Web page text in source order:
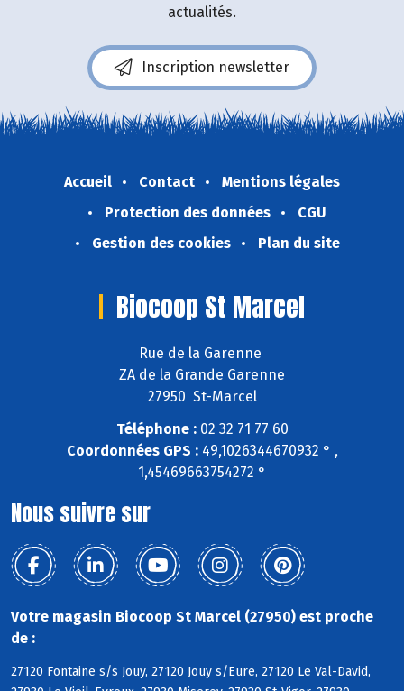
actualités.
Inscription newsletter
Accueil Contact
Mentions légales
Protection des données
CGU
Gestion des cookies
Plan du site
Biocoop St Marcel
Rue de la Garenne
ZA de la Grande Garenne
27950 St-Marcel
Téléphone :02 32 71 77 60
Coordonnées GPS :49,1026344670932 ° ,
1,45469663754272 °
Nous suivre sur
Votre magasin Biocoop St Marcel (27950) est proche
de :
27120 Fontaine s/s Jouy, 27120 Jouy s/Eure, 27120 Le Val-David,